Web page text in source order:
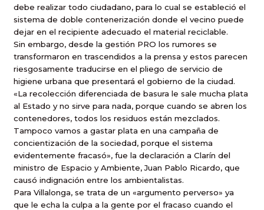
debe realizar todo ciudadano, para lo cual se estableció el
sistema de doble contenerización donde el vecino puede
dejar en el recipiente adecuado el material reciclable.
Sin embargo, desde la gestión PRO los rumores se
transformaron en trascendidos a la prensa y estos parecen
riesgosamente traducirse en el pliego de servicio de
higiene urbana que presentará el gobierno de la ciudad.
«La recolección diferenciada de basura le sale mucha plata
al Estado y no sirve para nada, porque cuando se abren los
contenedores, todos los residuos están mezclados.
Tampoco vamos a gastar plata en una campaña de
concientización de la sociedad, porque el sistema
evidentemente fracasó», fue la declaración a Clarín del
ministro de Espacio y Ambiente, Juan Pablo Ricardo, que
causó indignación entre los ambientalistas.
Para Villalonga, se trata de un «argumento perverso» ya
que le echa la culpa a la gente por el fracaso cuando el